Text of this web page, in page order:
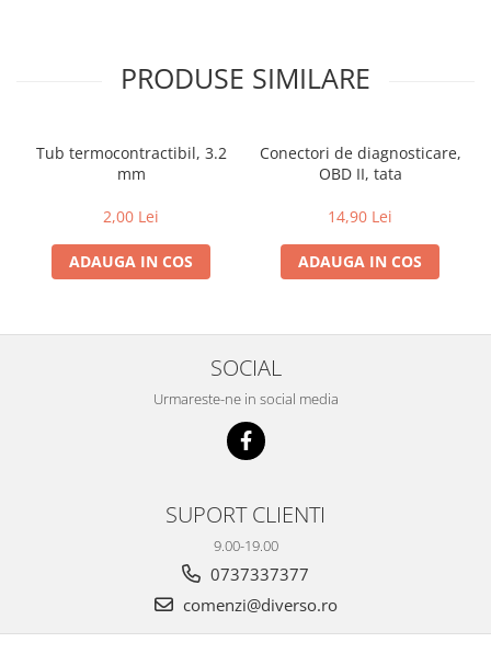
PRODUSE SIMILARE
Tub termocontractibil, 3.2
mm
2,00 Lei
ADAUGA IN COS
Conectori de diagnosticare,
OBD II, tata
14,90 Lei
ADAUGA IN COS
SOCIAL
Urmareste-ne in social media
SUPORT CLIENTI
9.00-19.00
0737337377
comenzi@diverso.ro